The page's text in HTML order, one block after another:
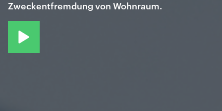
Zweckentfremdung von Wohnraum.